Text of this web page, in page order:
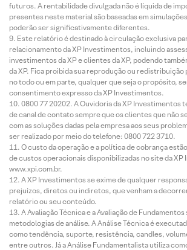
futuros. A rentabilidade divulgada não é líquida de
presentes neste material são baseadas em
poderão ser significativamente diferentes.
Este relatório é destinado à circulação exclusiva
relacionamento da XP Investimentos, incluindo
investimentos da XP e clientes da XP, podendo
da XP. Fica proibida sua reprodução ou redistribuição
no todo ou em parte, qualquer que seja o propósito,
consentimento expresso da XP Investimentos.
0800 77 20202. A Ouvidoria da XP Investimentos
de canal de contato sempre que os clientes que não
com as soluções dadas pela empresa aos seus
ser realizado por meio do telefone: 0800 722 3710.
O custo da operação e a política de cobrança
de custos operacionais disponibilizadas no site da
www.xpi.com.br.
A XP Investimentos se exime de qualquer
prejuízos, diretos ou indiretos, que venham a
relatório ou seu conteúdo.
A Avaliação Técnica e a Avaliação de
metodologias de análise. A Análise Técnica é
como tendência, suporte, resistência, candles,
entre outros. Já a Análise Fundamentalista utiliza